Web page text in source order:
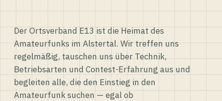
Der Ortsverband E13 ist die Heimat des
Amateurfunks im Alstertal. Wir treffen uns
regelmäßig, tauschen uns über Technik,
Betriebsarten und Contest-Erfahrung aus und
begleiten alle, die den Einstieg in den
Amateurfunk suchen — egal ob